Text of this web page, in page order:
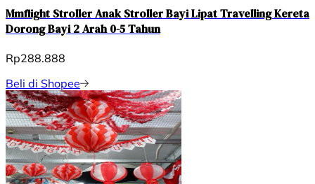
Mmflight Stroller Anak Stroller Bayi Lipat Travelling Kereta
Dorong Bayi 2 Arah 0-5 Tahun
Rp288.888
Beli di Shopee